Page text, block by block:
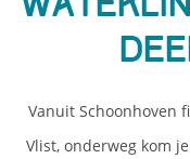
Vanuit Schoonhoven
Vlist, onderweg kom